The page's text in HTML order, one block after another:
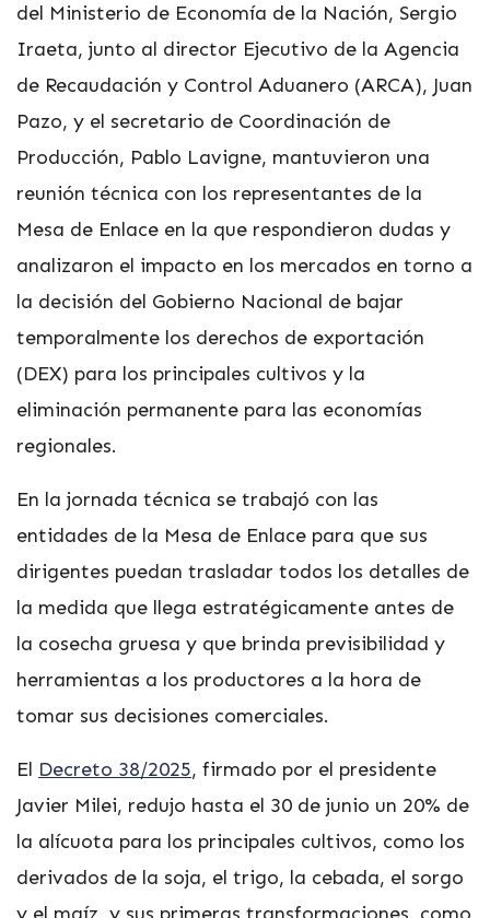
del Ministerio de Economía de la Nación, Sergio
Iraeta, junto al director Ejecutivo de la Agencia
de Recaudación y Control Aduanero (ARCA), Juan
Pazo, y el secretario de Coordinación de
Producción, Pablo Lavigne, mantuvieron una
reunión técnica con los representantes de la
Mesa de Enlace en la que respondieron dudas y
analizaron el impacto en los mercados en torno a
la decisión del Gobierno Nacional de bajar
temporalmente los derechos de exportación
(DEX) para los principales cultivos y la
eliminación permanente para las economías
regionales.
En la jornada técnica se trabajó con las
entidades de la Mesa de Enlace para que sus
dirigentes puedan trasladar todos los detalles de
la medida que llega estratégicamente antes de
la cosecha gruesa y que brinda previsibilidad y
herramientas a los productores a la hora de
tomar sus decisiones comerciales.
El Decreto 38/2025, firmado por el presidente
Javier Milei, redujo hasta el 30 de junio un 20% de
la alícuota para los principales cultivos, como los
derivados de la soja, el trigo, la cebada, el sorgo